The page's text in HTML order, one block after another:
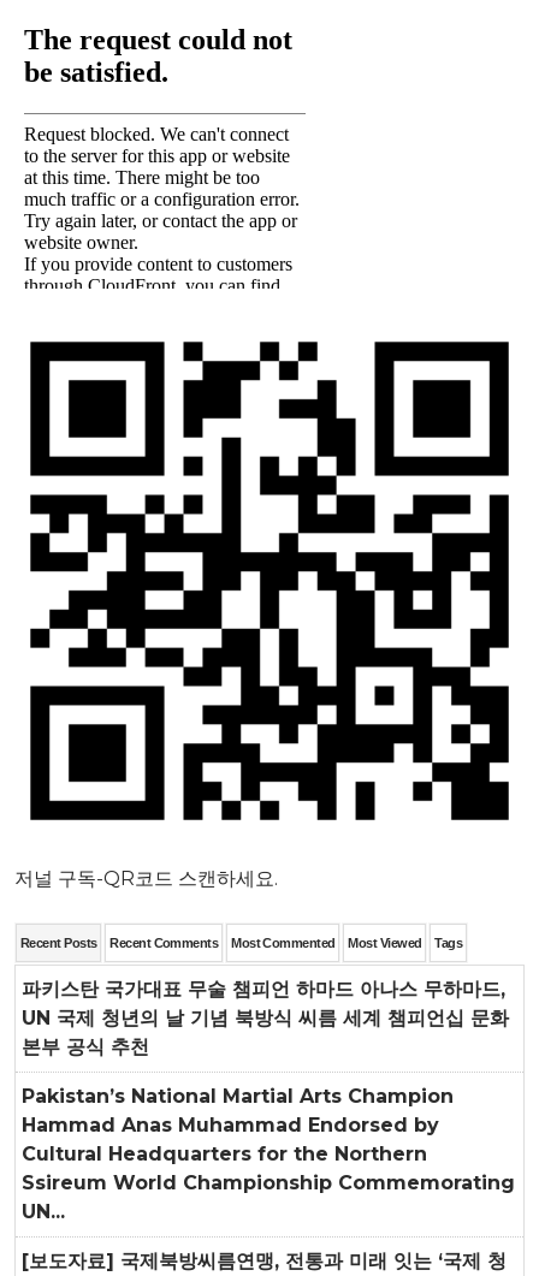
저널 구독-QR코드 스캔하세요.
Recent Posts Recent Comments Most Commented Most Viewed Tags
파키스탄 국가대표 무술 챔피언 하마드 아나스 무하마드,
UN 국제 청년의 날 기념 북방식 씨름 세계 챔피언십 문화
본부 공식 추천
Pakistan’s National Martial Arts Champion
Hammad Anas Muhammad Endorsed by
Cultural Headquarters for the Northern
Ssireum World Championship Commemorating
UN...
[보도자료] 국제북방씨름연맹, 전통과 미래 잇는 ‘국제 청